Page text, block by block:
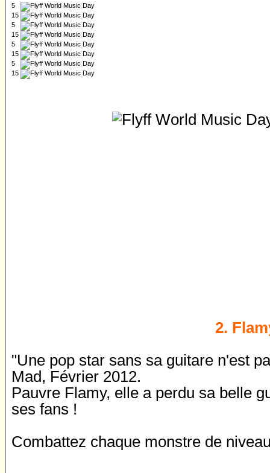
5
15
5
15
5
15
5
15
2.
"Une pop star sans sa guitare n'est
Mad, Février 2012.
Pauvre Flamy, elle a perdu sa belle
ses fans !
Combattez chaque monstre de